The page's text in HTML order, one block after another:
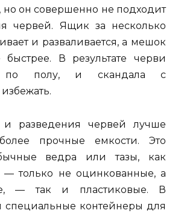
но он совершенно не подходит
червей. Ящик за несколько
и разваливается, а мешок
В результате черви
по полу, и скандала с
разведения червей лучше
более прочные емкости. Это
ведра или тазы, как
— только не оцинкованные, а
— так и пластиковые. В
специальные контейнеры для